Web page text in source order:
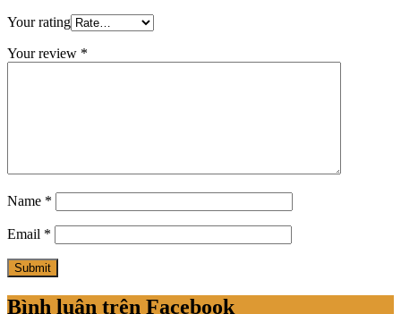
Your rating
Your review *
Name *
Email *
Bình luận trên Facebook